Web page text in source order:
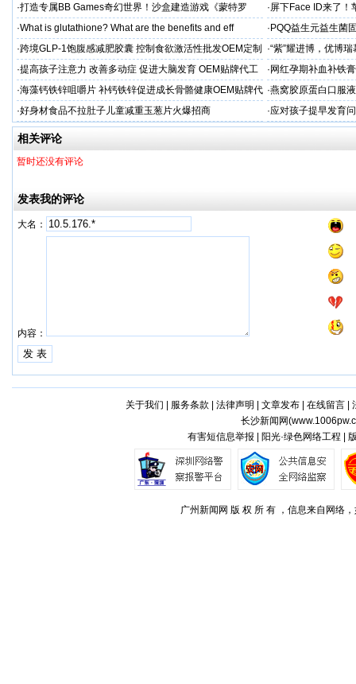
矿收益达 5.3 亿
工厂家
·打造专属BB Games奇幻世界！沙盒建造游戏《蒙特罗
纳》带你走进小小世界
·屏下Face ID来了！
新潮流
·What is glutathione? What are the benefits and eff · PQQ益生元益生菌
粉贴牌代加工
·跨境GLP-1饱腹感减肥胶囊 控制食欲激活性批发OEM定制 ·“紫”耀进博，优博
·提高孩子注意力 改善多动症 促进大脑发育 OEM贴牌代工 · 网红孕期补血补铁
经验
·海藻钙铁锌咀嚼片 补钙铁锌促进成长骨骼健康OEM贴牌代
加工
·燕窝胶原蛋白口服
牌
·好身材食品不拉肚子儿童减重玉葱片火爆招商 ·应对孩子提早发育
答案
相关评论
暂时还没有评论
发表我的评论
大名：
内容：
关于我们 服务条款 法律声明 文章发布| 在线留言|
长沙新闻网(
有害短信息举报 | 阳光·绿色网络工程 |
广州新闻网 版 权 所 有 ，信息来自网络